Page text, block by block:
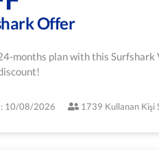
Offer
months plan with this Surfshark
: 10/08/2026 1739 Kullanan Kişi